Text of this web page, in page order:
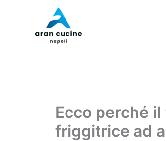
contenuto
Ecco perché
friggitrice ad